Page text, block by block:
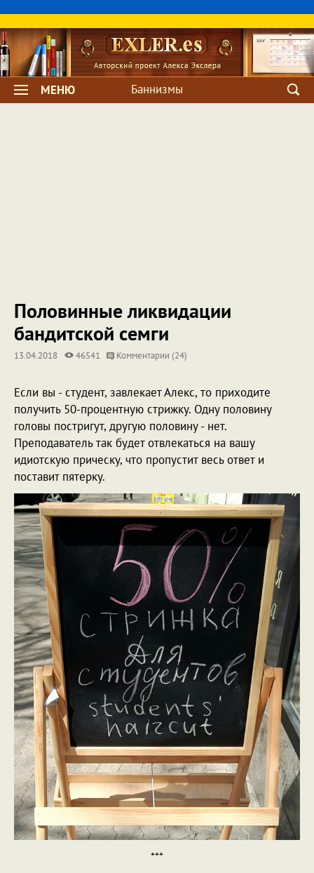
МЕНЮ Баннизмы
Половинные ликвидации
бандитской семги
13.04.2018 46541 Комментарии (24)
Если вы - студент, завлекает Алекс, то приходите
получить 50-процентную стрижку. Одну половину
головы постригут, другую половину - нет.
Преподаватель так будет отвлекаться на вашу
идиотскую прическу, что пропустит весь ответ и
поставит пятерку.
***